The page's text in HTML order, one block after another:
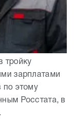
тройку
зарплатами
по этому
Росстата, в